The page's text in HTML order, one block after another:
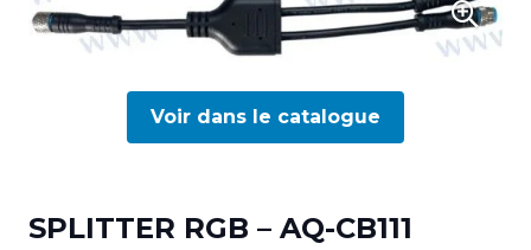
Voir dans le catalogue
SPLITTER RGB – AQ-CB111